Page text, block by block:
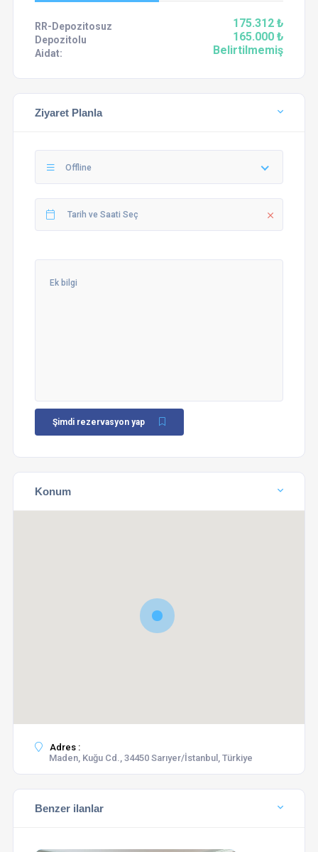
RR-Depozitosuz 175.312 ₺
Depozitolu 165.000 ₺
Aidat: Belirtilmemiş
Ziyaret Planla
Offline
Şimdi rezervasyon yap
Konum
Adres :
Maden, Kuğu Cd., 34450 Sarıyer/İstanbul, Türkiye
Benzer ilanlar